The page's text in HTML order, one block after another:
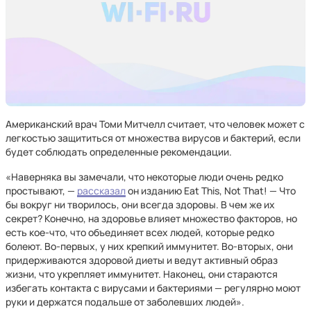
Американский врач Томи Митчелл считает, что человек может с
легкостью защититься от множества вирусов и бактерий, если
будет соблюдать определенные рекомендации.
«Наверняка вы замечали, что некоторые люди очень редко
простывают, — рассказалон изданию Eat This, Not That! — Что
бы вокруг ни творилось, они всегда здоровы. В чем же их
секрет? Конечно, на здоровье влияет множество факторов, но
есть кое-что, что объединяет всех людей, которые редко
болеют. Во-первых, у них крепкий иммунитет. Во-вторых, они
придерживаются здоровой диеты и ведут активный образ
жизни, что укрепляет иммунитет. Наконец, они стараются
избегать контакта с вирусами и бактериями — регулярно моют
руки и держатся подальше от заболевших людей».